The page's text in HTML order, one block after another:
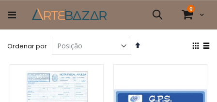
para
o
conteúdo
Cart
0itens
Pesquisa
Ordenar por
Definir
Ver